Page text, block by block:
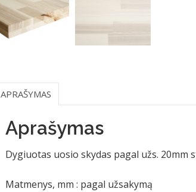
APRAŠYMAS
Aprašymas
Dygiuotas uosio skydas pagal užs. 20mm
Matmenys, mm : pagal užsakymą